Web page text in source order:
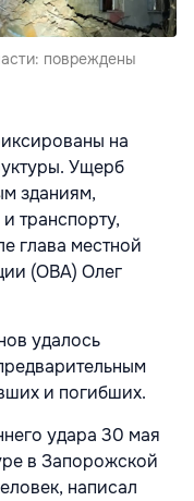
повреждены
на
Ущерб
зданиям,
транспорту,
глава местной
(ОВА) Олег
удалось
и погибших.
удара 30 мая
в Запорожской
написал